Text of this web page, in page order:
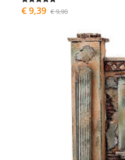
€ 9,39 € 9,90